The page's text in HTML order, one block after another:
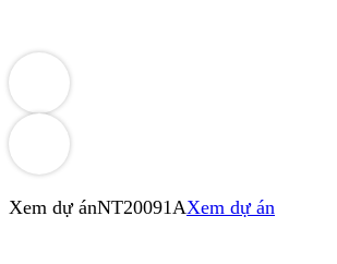
Xem dự ánNT20091AXem dự án